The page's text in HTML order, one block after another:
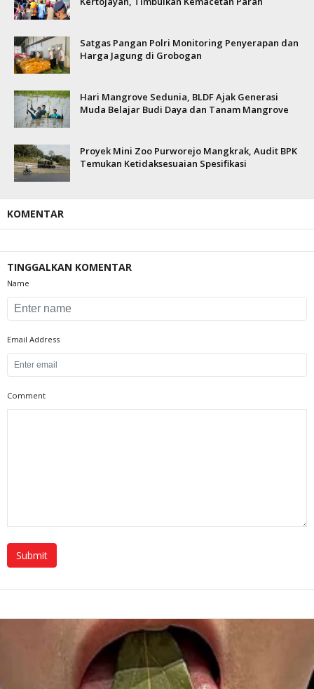
Satgas Pangan Polri Monitoring Penyerapan dan
Harga Jagung di Grobogan
Hari Mangrove Sedunia, BLDF Ajak Generasi
Muda Belajar Budi Daya dan Tanam Mangrove
Proyek Mini Zoo Purworejo Mangkrak, Audit BPK
Temukan Ketidaksesuaian Spesifikasi
KOMENTAR
TINGGALKAN KOMENTAR
Name
Email Address
Comment